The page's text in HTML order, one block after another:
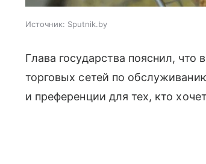
Источник: Sputnik.by
Глава государства пояснил, что
торговых сетей по
и преференции для тех, кто